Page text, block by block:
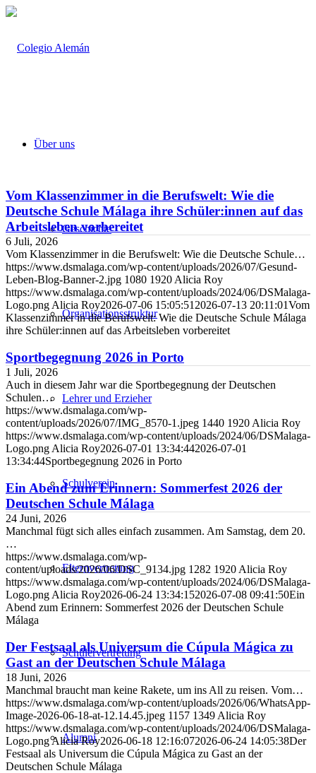
Über uns
Geschichte
Organisationsstruktur
Lehrer und Erzieher
Schulverein
Elternvertretung
Schülervertretung
Alumni
Vom Klassenzimmer in die Berufswelt: Wie die
Deutsche Schule Málaga ihre Schüler:innen auf das
Arbeitsleben vorbereitet
6 Juli, 2026
Vom Klassenzimmer in die Berufswelt: Wie die Deutsche Schule…
https://www.dsmalaga.com/wp-content/uploads/2026/07/Gesund-
Leben-Blog-Banner-2.jpg 1080 1920 Alicia Roy
https://www.dsmalaga.com/wp-content/uploads/2024/06/DSMalaga-
Logo.png Alicia Roy2026-07-06 15:05:51 2026-07-13 20:11:01Vom
Klassenzimmer in die Berufswelt: Wie die Deutsche Schule Málaga
ihre Schüler:innen auf das Arbeitsleben vorbereitet
Sportbegegnung 2026 in Porto
1 Juli, 2026
Auch in diesem Jahr war die Sportbegegnung der Deutschen
Schulen…
https://www.dsmalaga.com/wp-
content/uploads/2026/07/IMG_8570-1.jpeg 1440 1920 Alicia Roy
https://www.dsmalaga.com/wp-content/uploads/2024/06/DSMalaga-
Logo.png Alicia Roy2026-07-01 13:34:442026-07-01
13:34:44Sportbegegnung 2026 in Porto
Ein Abend zum Erinnern: Sommerfest 2026 der
Deutschen Schule Málaga
24 Juni, 2026
Manchmal fügt sich alles einfach zusammen. Am Samstag, dem 20.
…
https://www.dsmalaga.com/wp-
content/uploads/2026/06/DSC_9134.jpg 1282 1920 Alicia Roy
https://www.dsmalaga.com/wp-content/uploads/2024/06/DSMalaga-
Logo.png Alicia Roy2026-06-24 13:34:152026-07-08 09:41:50Ein
Abend zum Erinnern: Sommerfest 2026 der Deutschen Schule
Málaga
Der Festsaal als Universum die Cúpula Mágica zu
Gast an der Deutschen Schule Málaga
18 Juni, 2026
Manchmal braucht man keine Rakete, um ins All zu reisen. Vom…
https://www.dsmalaga.com/wp-content/uploads/2026/06/WhatsApp-
Image-2026-06-18-at-12.14.45.jpeg 1157 1349 Alicia Roy
https://www.dsmalaga.com/wp-content/uploads/2024/06/DSMalaga-
Logo.pngAlicia Roy2026-06-18 12:16:072026-06-24 14:05:38Der
Festsaal als Universum die Cúpula Mágica zu Gast an der
Deutschen Schule Málaga